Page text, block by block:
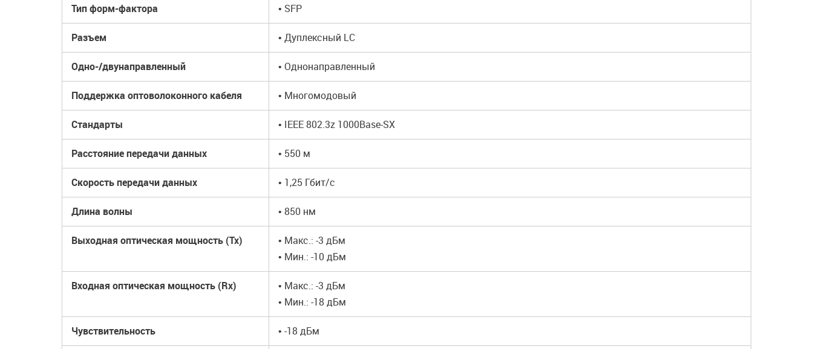
Тип форм-фактора • SFP
Разъем • Дуплексный LC
Одно-/двунаправленный • Однонаправленный
Поддержка оптоволоконного кабеля • Многомодовый
Стандарты • IEEE 802.3z 1000Base-SX
Расстояние передачи данных • 550 м
Скорость передачи данных • 1,25 Гбит/с
Длина волны • 850 нм
Выходная оптическая мощность (Tx)
• Макс.: -3 дБм
• Мин.: -10 дБм
Входная оптическая мощность (Rx)
• Макс.: -3 дБм
• Мин.: -18 дБм
Чувствительность • -18 дБм